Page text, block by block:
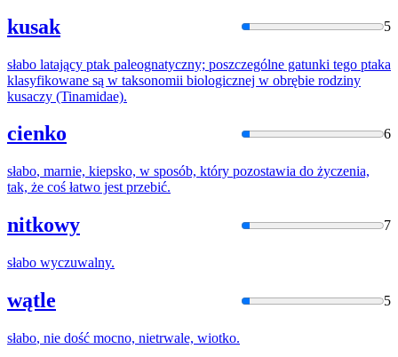
kusak 5
słabo latający ptak paleognatyczny; poszczególne gatunki tego ptaka
klasyfikowane są w taksonomii biologicznej w obrębie rodziny
kusaczy (Tinamidae).
cienko 6
słabo, marnie, kiepsko, w sposób, który pozostawia do życzenia,
tak, że coś łatwo jest przebić.
nitkowy 7
słabo wyczuwalny.
wątle 5
słabo, nie dość mocno, nietrwale, wiotko.